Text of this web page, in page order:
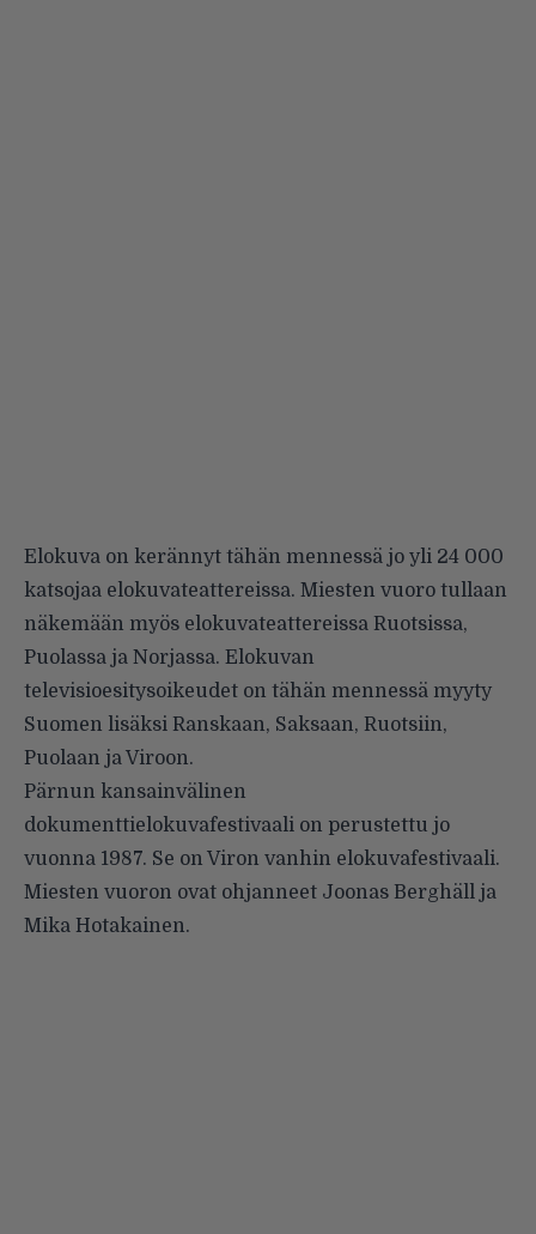
Elokuva on kerännyt tähän mennessä jo yli 24 000
katsojaa elokuvateattereissa. Miesten vuoro tullaan
näkemään myös elokuvateattereissa Ruotsissa,
Puolassa ja Norjassa. Elokuvan
televisioesitysoikeudet on tähän mennessä myyty
Suomen lisäksi Ranskaan, Saksaan, Ruotsiin,
Puolaan ja Viroon.
Pärnun kansainvälinen
dokumenttielokuvafestivaali on perustettu jo
vuonna 1987. Se on Viron vanhin elokuvafestivaali.
Miesten vuoron ovat ohjanneet Joonas Berghäll ja
Mika Hotakainen.